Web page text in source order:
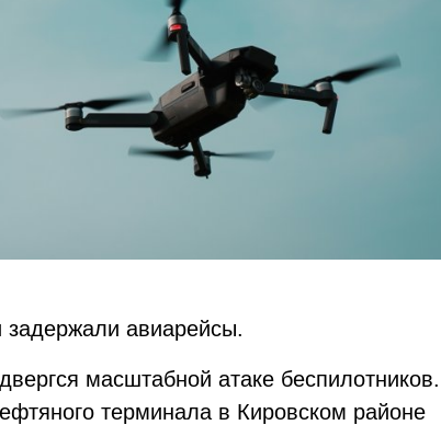
авиарейсы.
масштабной атаке беспилотников.
терминала в Кировском районе